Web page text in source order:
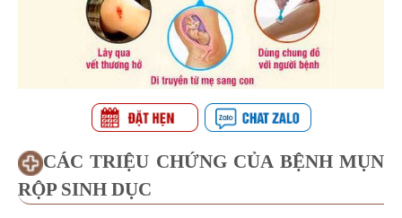
CÁC TRIỆU CHỨNG CỦA BỆNH MỤN
RỘP SINH DỤC